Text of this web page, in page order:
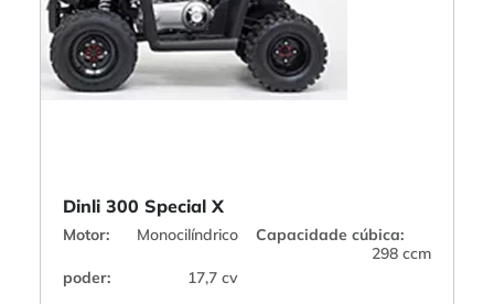
Dinli 300 Special X
Motor: Monocilíndrico
Capacidade cúbica:
298 ccm
poder:
17,7 cv